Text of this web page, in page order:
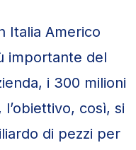
Italia Americo
importante del
i 300 milioni
così, si
di pezzi per